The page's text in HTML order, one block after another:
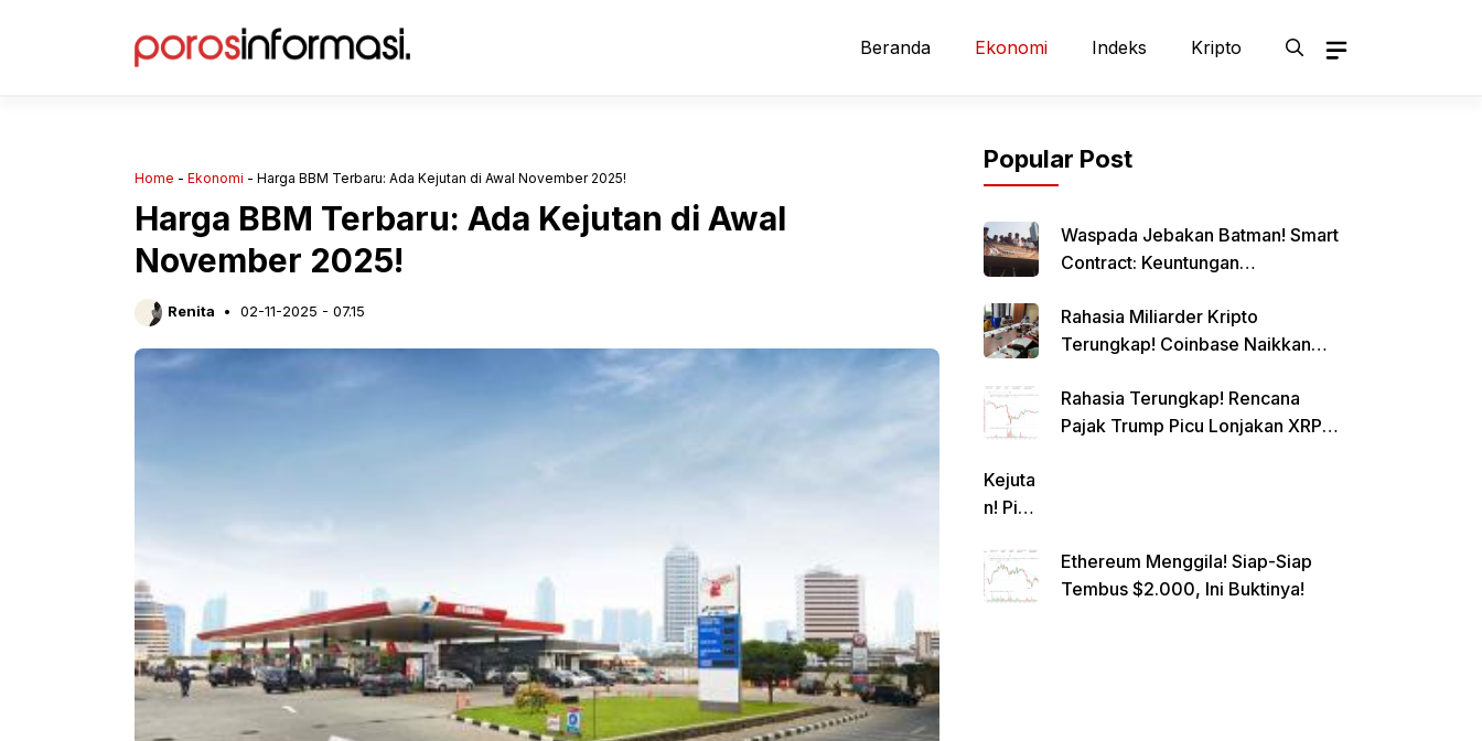
Beranda Ekonomi Indeks Kripto
Home - Ekonomi - Harga BBM Terbaru: Ada Kejutan di Awal November 2025!
Harga BBM Terbaru: Ada Kejutan di Awal
November 2025!
Renita 02-11-2025 - 07.15
Popular Post
Waspada Jebakan Batman! Smart
Contract: Keuntungan
Rahasia Miliarder Kripto
Terungkap! Coinbase Naikkan
Juta!
Rahasia Terungkap! Rencana
Pajak Trump Picu Lonjakan XRP
Kejuta
n! Pi
rk
Gande
Ethereum Menggila! Siap-Siap
Tembus $2.000, Ini Buktinya!